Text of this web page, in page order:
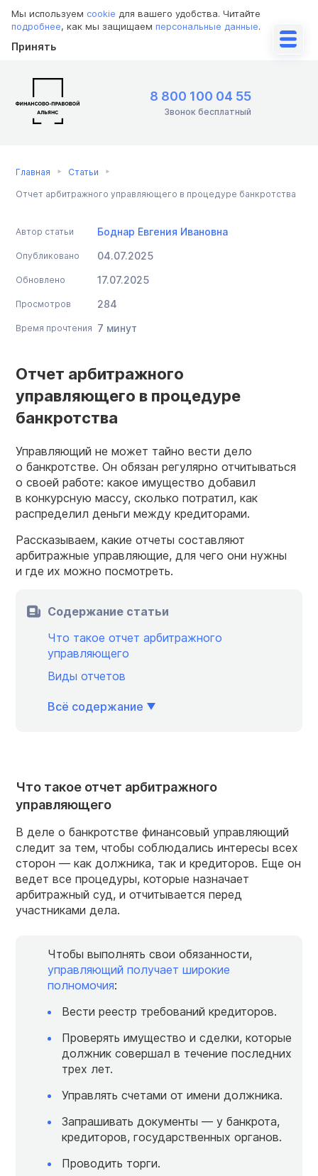
Мы используем cookie для вашего удобства. Читайте
подробнее, как мы защищаем персональные данные.
Принять
8 800 100 04 55
Звонок бесплатный
Главная Статьи
Отчет арбитражного управляющего в процедуре банкротства
Автор статьи Боднар Евгения Ивановна
Опубликовано 04.07.2025
Обновлено 17.07.2025
Просмотров 284
Время прочтения 7 минут
Отчет арбитражного
управляющего в процедуре
банкротства
Управляющий не может тайно вести дело
о банкротстве. Он обязан регулярно отчитываться
о своей работе: какое имущество добавил
в конкурсную массу, сколько потратил, как
распределил деньги между кредиторами.
Рассказываем, какие отчеты составляют
арбитражные управляющие, для чего они нужны
и где их можно посмотреть.
Содержание статьи
Что такое отчет арбитражного
управляющего
Виды отчетов
Всё содержание
Что такое отчет арбитражного
управляющего
В деле о банкротстве финансовый управляющий
следит за тем, чтобы соблюдались интересы всех
сторон — как должника, так и кредиторов. Еще он
ведет все процедуры, которые назначает
арбитражный суд, и отчитывается перед
участниками дела.
Чтобы выполнять свои обязанности,
управляющий получает широкие
полномочия:
Вести реестр требований кредиторов.
Проверять имущество и сделки, которые
должник совершал в течение последних
трех лет.
Управлять счетами от имени должника.
Запрашивать документы — у банкрота,
кредиторов, государственных органов.
Проводить торги.